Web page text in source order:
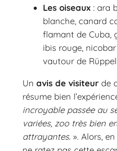
Les oiseaux: ara
blanche, canard
flamant de Cuba,
ibis rouge,
vautour de
Un avis de visiteur de
résume bien
incroyable passée au
variées, zoo très bien
attrayantes. ». Alors,